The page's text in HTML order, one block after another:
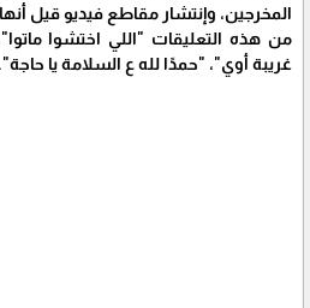
المخرجين، وإنتشار مقاطع فيديو قيل
من هذه التعليقات "اللي اختشوا
غريبة أوي"، "حمدًا لله ع السلامة يا حاجة".